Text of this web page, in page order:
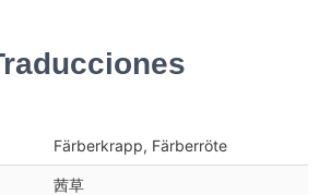
Färberkrapp, Färberröte
茜草